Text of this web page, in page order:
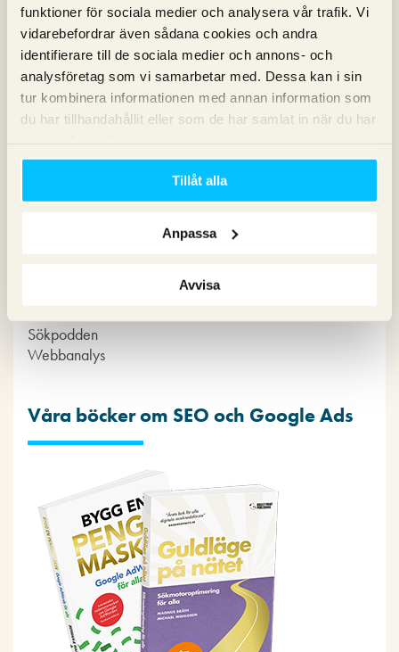
funktioner för sociala medier och analysera vår trafik. Vi
vidarebefordrar även sådana cookies och andra
identifierare till de sociala medier och annons- och
analysföretag som vi samarbetar med. Dessa kan i sin
tur kombinera informationen med annan information som
du har tillhandahållit eller som de har samlat in när du har
Tillåt alla
Anpassa
Avvisa
Sökpodden
Webbanalys
Våra böcker om SEO och Google Ads